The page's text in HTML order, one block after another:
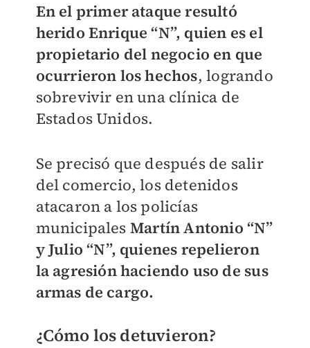
En el primer ataque resultó
herido Enrique “N”, quien es el
propietario del negocio en que
ocurrieron los hechos, logrando
sobrevivir en una clínica de
Estados Unidos.
Se precisó que después de salir
del comercio, los detenidos
atacaron a los policías
municipales Martín Antonio “N”
y Julio “N”, quienes repelieron
la agresión haciendo uso de sus
armas de cargo.
¿Cómo los detuvieron?